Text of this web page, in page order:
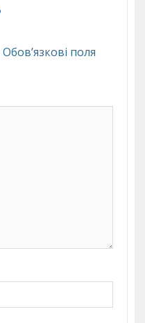
Обов’язкові поля